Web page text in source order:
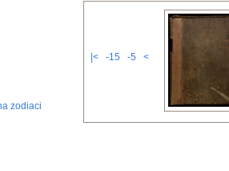
zodiaci
|< -15 -5 <